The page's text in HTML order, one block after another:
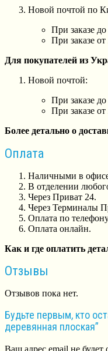
Новой почтой по
При заказе
При заказе
Для покупателей из
Новой почтой:
При заказе
При заказе
Более детально о
Оплата
Наличными в
В отделении
Через Приват 24.
Через Терминалы
Оплата по
Оплата онлайн.
Как и где оплатить
Отзывы
Отзывов пока нет.
Будьте первым, кто
деревянная плоская”